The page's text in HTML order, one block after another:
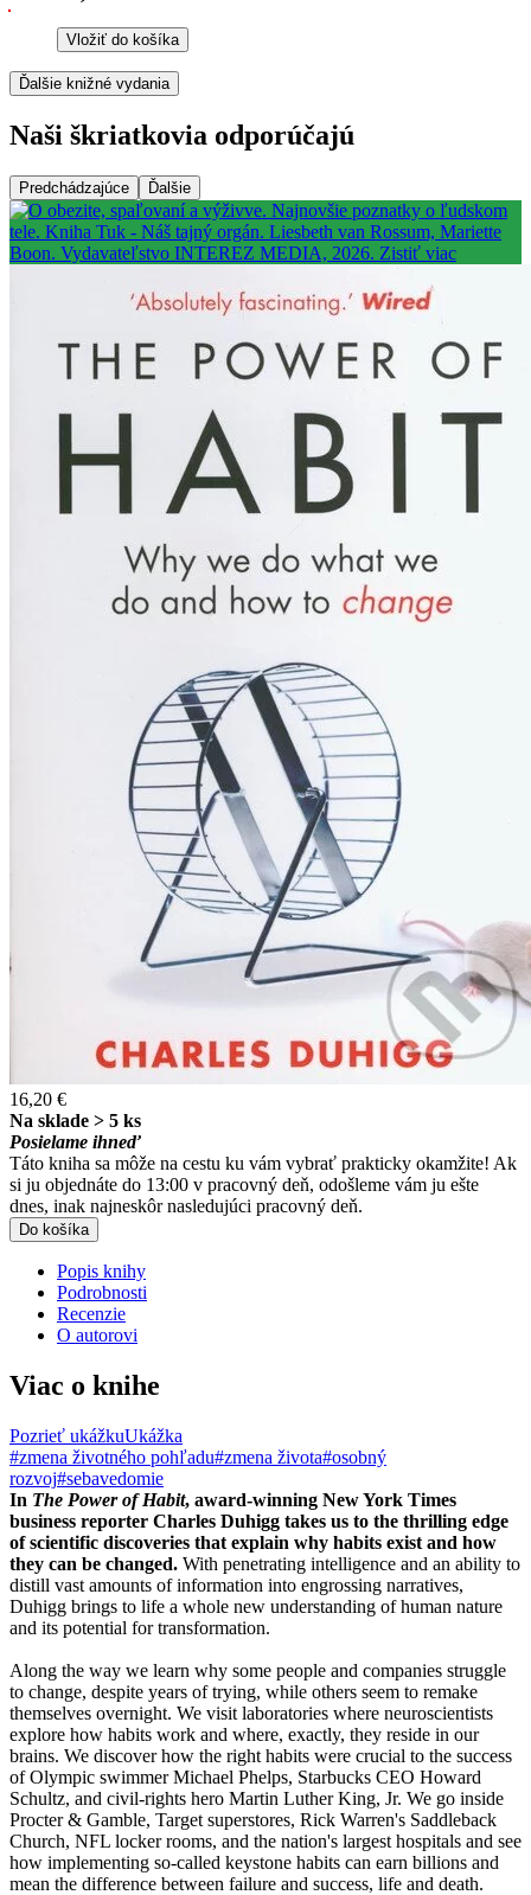
Vložiť do košíka
Ďalšie knižné vydania
Naši škriatkovia odporúčajú
Predchádzajúce Ďalšie
16,20 €
Na sklade > 5 ks
Posielame ihneď
Táto kniha sa môže na cestu ku vám vybrať prakticky okamžite! Ak
si ju objednáte do 13:00 v pracovný deň, odošleme vám ju ešte
dnes, inak najneskôr nasledujúci pracovný deň.
Do košíka
Popis knihy
Podrobnosti
Recenzie
O autorovi
Viac o knihe
Pozrieť ukážkuUkážka
#zmena životného pohľadu#zmena života#osobný
rozvoj#sebavedomie
In The Power of Habit, award-winning New York Times
business reporter Charles Duhigg takes us to the thrilling edge
of scientific discoveries that explain why habits exist and how
they can be changed. With penetrating intelligence and an ability to
distill vast amounts of information into engrossing narratives,
Duhigg brings to life a whole new understanding of human nature
and its potential for transformation.
Along the way we learn why some people and companies struggle
to change, despite years of trying, while others seem to remake
themselves overnight. We visit laboratories where neuroscientists
explore how habits work and where, exactly, they reside in our
brains. We discover how the right habits were crucial to the success
of Olympic swimmer Michael Phelps, Starbucks CEO Howard
Schultz, and civil-rights hero Martin Luther King, Jr. We go inside
Procter & Gamble, Target superstores, Rick Warren's Saddleback
Church, NFL locker rooms, and the nation's largest hospitals and see
how implementing so-called keystone habits can earn billions and
mean the difference between failure and success, life and death.